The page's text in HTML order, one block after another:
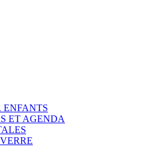
ENFANTS
ET AGENDA